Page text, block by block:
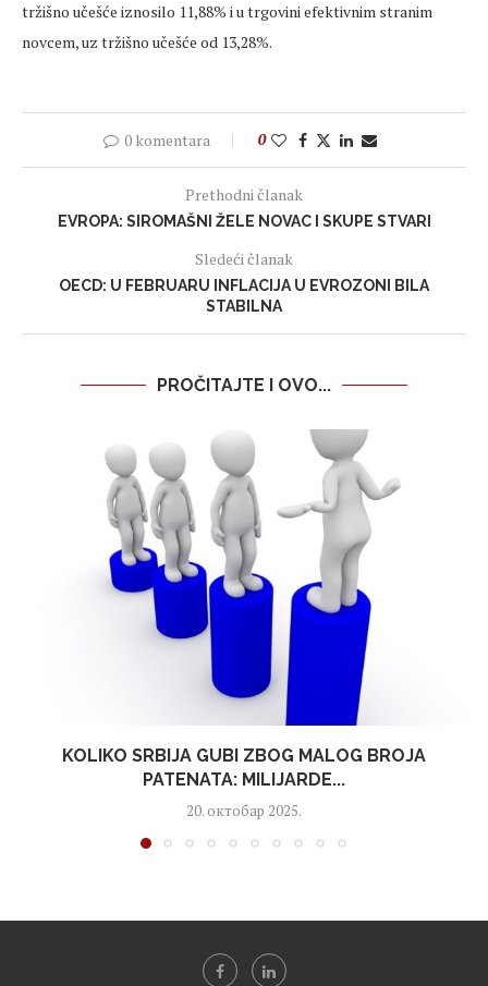
tržišno učešće iznosilo 11,88% i u trgovini efektivnim stranim
novcem, uz tržišno učešće od 13,28%.
0 komentara 0
Prethodni članak
EVROPA: SIROMAŠNI ŽELE NOVAC I SKUPE STVARI
Sledeći članak
OECD: U FEBRUARU INFLACIJA U EVROZONI BILA
STABILNA
PROČITAJTE I OVO...
KOLIKO SRBIJA GUBI ZBOG MALOG BROJA
PATENATA: MILIJARDE...
20. октобар 2025.